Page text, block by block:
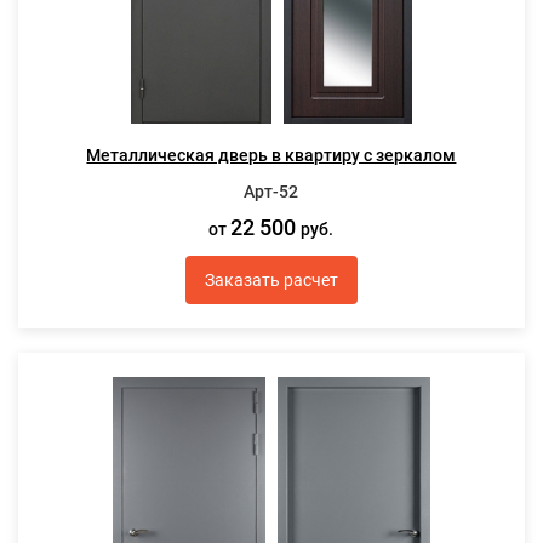
Металлическая дверь в квартиру с зеркалом
Арт-52
от22 500руб.
Заказать расчет